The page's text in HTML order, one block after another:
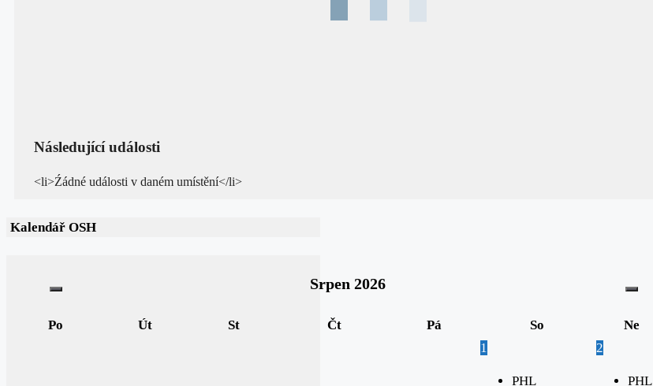
Následující události
<li>Źádné události v daném umístění</li>
Kalendář OSH
Srpen 2026
Po Út St Čt Pá So
Ne
1
PHL
2
PHL